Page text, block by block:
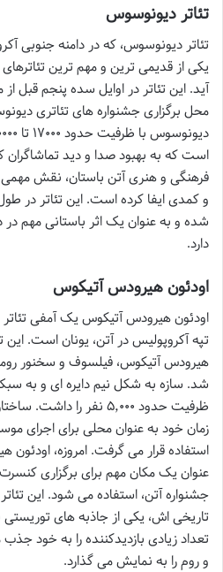
تئاتر دیونوسوس
تئاتر دیونوسوس، که در دامنه جنوبی
یکی از قدیمی ترین و مهم ترین
آید. این تئاتر در اوایل سده پنجم قبل
محل برگزاری جشنواره های تئاتری
است که به بهبود صدا و دید
فرهنگی و هنری آتن باستان، نقش مهمی
و کمدی ایفا کرده است. این تئاتر در
شده و به عنوان یک اثر باستانی مهم در
دارد.
اودئون هيرودس آتيكوس
اودئون هيرودس آتيكوس یک آمفی تئاتر
هيرودس آتيكوس، فیلسوف و سخنور
شد. سازه به شکل نیم دایره ای و به
ظرفیت حدود ۵٬۰۰۰ نفر را
زمان خود به عنوان محلی برای اجرای
استفاده قرار می گرفت. امروزه،
عنوان یک مکان مهم برای برگزاری
جشنواره آتن، استفاده می شود. این
تاریخی اش، یکی از جاذبه های
تعداد زیادی بازدیدکننده را به خود
و روم را به نمایش می گذارد.